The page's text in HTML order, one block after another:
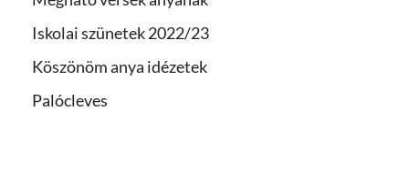
Iskolai szünetek 2022/23
Köszönöm anya idézetek
Palócleves